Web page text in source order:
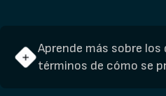
Aprende más sobre
términos de cómo se